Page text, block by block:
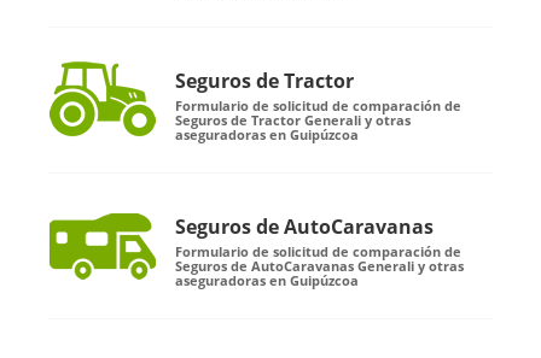
Seguros de Tractor
Formulario de solicitud de comparación de
Seguros de Tractor Generali y otras
aseguradoras en Guipúzcoa
Seguros de AutoCaravanas
Formulario de solicitud de comparación de
Seguros de AutoCaravanas Generali y otras
aseguradoras en Guipúzcoa